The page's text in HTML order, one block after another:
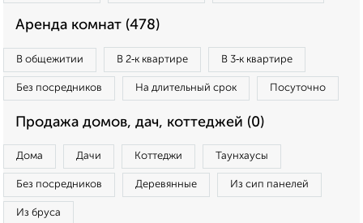
Аренда комнат (478)
В общежитии В 2‑к квартире В 3‑к квартире
Без посредников На длительный срок Посуточно
Продажа домов, дач, коттеджей (0)
Дома Дачи Коттеджи Таунхаусы
Без посредников Деревянные Из сип панелей
Из бруса